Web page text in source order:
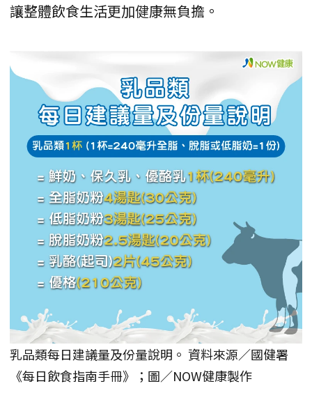
讓整體飲食生活更加健康無負擔。
乳品類每日建議量及份量說明。 資料來源／國健署
《每日飲食指南手冊》；圖／NOW健康製作